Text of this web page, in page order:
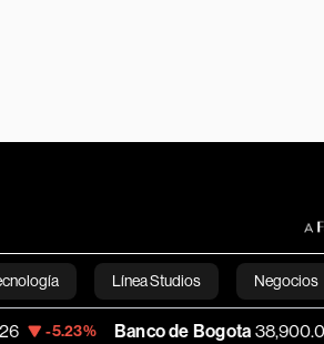
Línea Studios Negocios
English
Banco de Bogota 38,900.00 +0.46%